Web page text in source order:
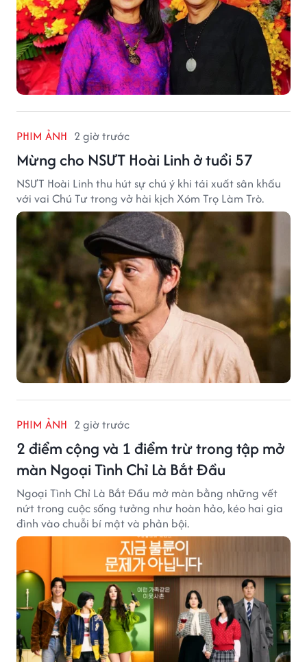
PHIM ẢNH 2 giờ trước
Mừng cho NSƯT Hoài Linh ở tuổi 57
NSƯT Hoài Linh thu hút sự chú ý khi tái xuất sân khấu
với vai Chú Tư trong vở hài kịch Xóm Trọ Làm Trò.
PHIM ẢNH 2 giờ trước
2 điểm cộng và 1 điểm trừ trong tập mở
màn Ngoại Tình Chỉ Là Bắt Đầu
Ngoại Tình Chỉ Là Bắt Đầu mở màn bằng những vết
nứt trong cuộc sống tưởng như hoàn hảo, kéo hai gia
đình vào chuỗi bí mật và phản bội.